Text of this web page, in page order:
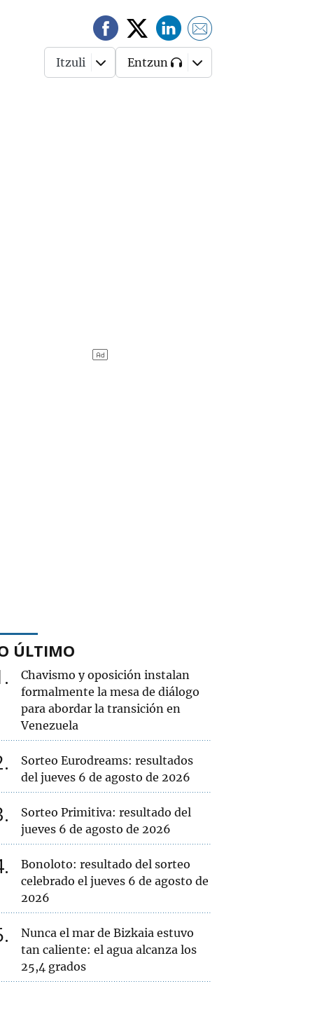
Itzuli Entzun
ÚLTIMO
Chavismo y oposición instalan
formalmente la mesa de diálogo
para abordar la transición en
Venezuela
Sorteo Eurodreams: resultados
del jueves 6 de agosto de 2026
Sorteo Primitiva: resultado del
jueves 6 de agosto de 2026
Bonoloto: resultado del sorteo
celebrado el jueves 6 de agosto de
2026
Nunca el mar de Bizkaia estuvo
tan caliente: el agua alcanza los
25,4 grados